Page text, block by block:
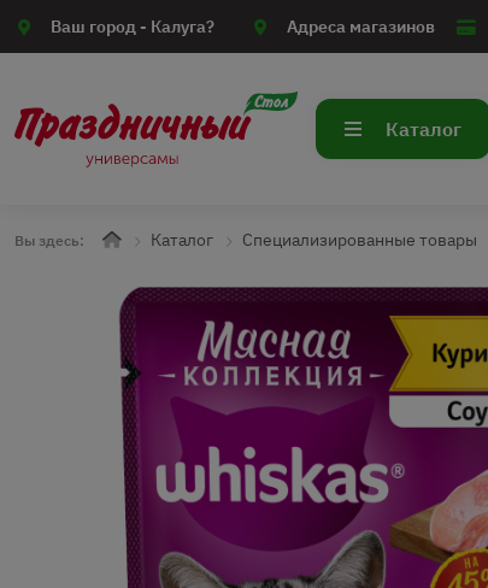
Ваш город - Калуга? Адреса магазинов
Каталог
Вы здесь: Каталог Специализированные товары